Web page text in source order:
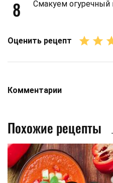
8 Смакуем огуречный
Оценить рецепт
Комментарии
Похожие рецепты